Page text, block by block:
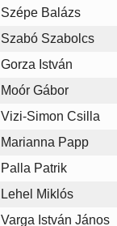
Szépe Balázs
Szabó Szabolcs
Gorza István
Moór Gábor
Vizi-Simon Csilla
Marianna Papp
Palla Patrik
Lehel Miklós
Varga István János